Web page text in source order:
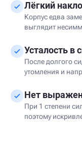
Лёгкий
Корпус едва
выглядит
Усталость в
После долгого
утомления и
Нет
При 1 степени
поэтому